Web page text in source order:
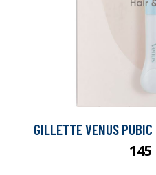
GILLETTE VENUS
145